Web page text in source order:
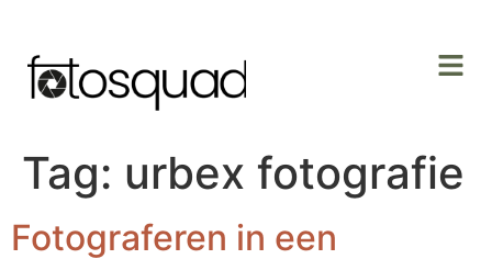
Tag: urbex fotografie
Fotograferen in een